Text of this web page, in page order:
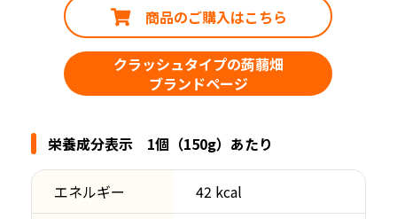
商品のご購入はこちら
クラッシュタイプの蒟蒻畑
ブランドページ
栄養成分表示 1個（150g）あたり
エネルギー 42 kcal